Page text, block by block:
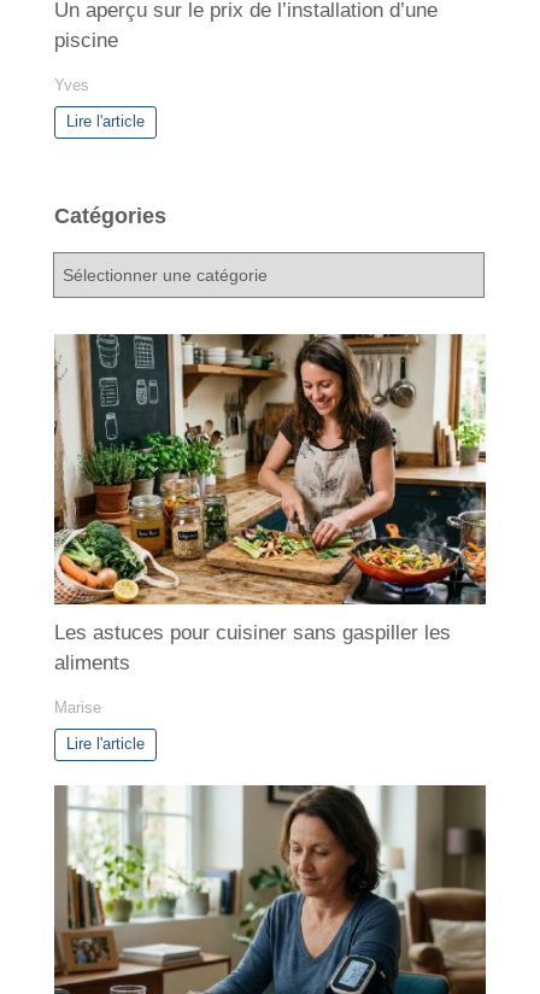
Un aperçu sur le prix de l’installation d’une
piscine
Yves
Lire l'article
Catégories
t
é
g
o
r
i
e
s
Les astuces pour cuisiner sans gaspiller les
aliments
Marise
Lire l'article